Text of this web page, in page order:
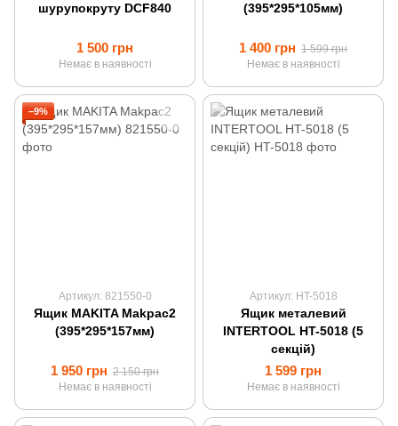
шурупокруту DCF840
1 500 грн
Немає в наявності
(395*295*105мм)
1 400 грн 1 599 грн
Немає в наявності
−9%
Артикул: 821550-0
Ящик MAKITA Makpac2
(395*295*157мм)
1 950 грн 2 150 грн
Немає в наявності
Артикул: HT-5018
Ящик металевий
INTERTOOL HT-5018 (5
секцій)
1 599 грн
Немає в наявності